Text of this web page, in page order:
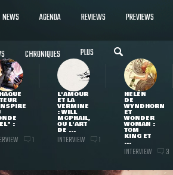
NEWS AGENDA REVIEWS PREVIEWS
CHRONIQUES PLUS
:
1
L'AMOUR
ET LA
VERMINE
: WILL
MCPHAIL,
OU L'ART
DE ...
INTERVIEW 1
HELEN
DE
WYNDHORN
ET
WONDER
WOMAN :
TOM
KING ET
...
INTERVIEW 3